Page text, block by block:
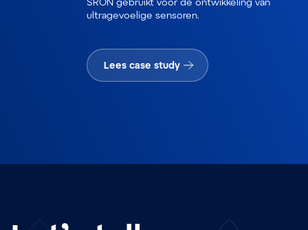
ultragevoelige sensoren.
Lees case study